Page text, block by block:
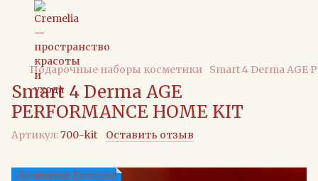
Подарочные наборы косметики Smart 4 Derma AGE
Smart 4 Derma AGE
PERFORMANCE HOME KIT
Артикул:700-kit Оставить отзыв
Бесплатная Доставка